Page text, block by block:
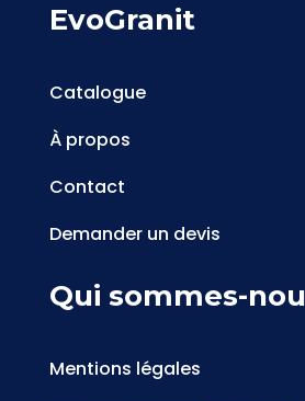
EvoGranit
Catalogue
À propos
Contact
Demander un devis
Qui sommes-
Mentions légales